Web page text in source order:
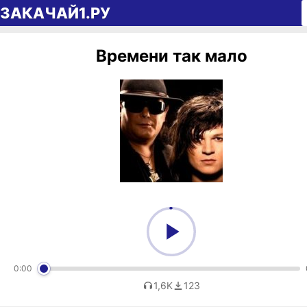
Перейти к содержимому
ЗАКАЧАЙ1.РУ
Времени так мало
0:00
1,6K 123